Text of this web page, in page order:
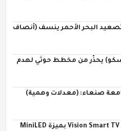
تصعيد البحر الأحمر ينسف (أنصاف
يحذّر من مخطط حوثي لهدم
صنعاء: (معدلات وهمية)
هواوي تطلق تلفزيون Vision Smart TV 6 SE RGB بميزة MiniLED